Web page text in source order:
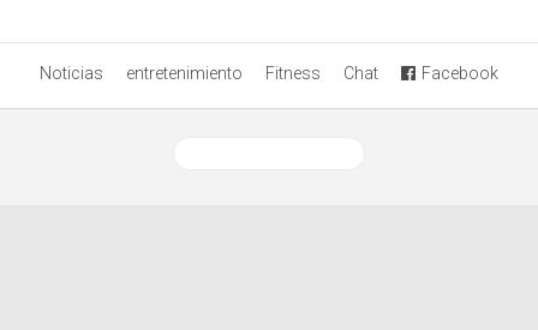
Noticias entretenimiento Fitness Chat Facebook